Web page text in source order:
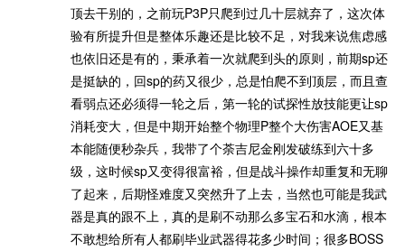
顶去干别的，之前玩P3P只爬到过几十层就弃了，这次体
验有所提升但是整体乐趣还是比较不足，对我来说焦虑感
也依旧还是有的，秉承着一次就爬到头的原则，前期sp还
是挺缺的，回sp的药又很少，总是怕爬不到顶层，而且查
看弱点还必须得一轮之后，第一轮的试探性放技能更让sp
消耗变大，但是中期开始整个物理P整个大伤害AOE又基
本能随便秒杂兵，我带了个荼吉尼金刚发破练到六十多
级，这时候sp又变得很富裕，但是战斗操作却重复和无聊
了起来，后期怪难度又突然升了上去，当然也可能是我武
器是真的跟不上，真的是刷不动那么多宝石和水滴，根本
不敢想给所有人都刷毕业武器得花多少时间；很多BOSS